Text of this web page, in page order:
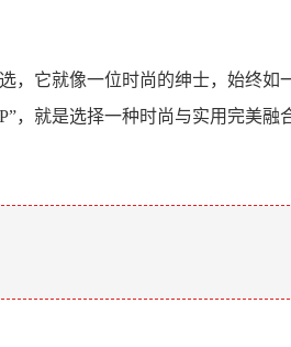
，它就像一位时尚的绅士，始终如
，就是选择一种时尚与实用完美融